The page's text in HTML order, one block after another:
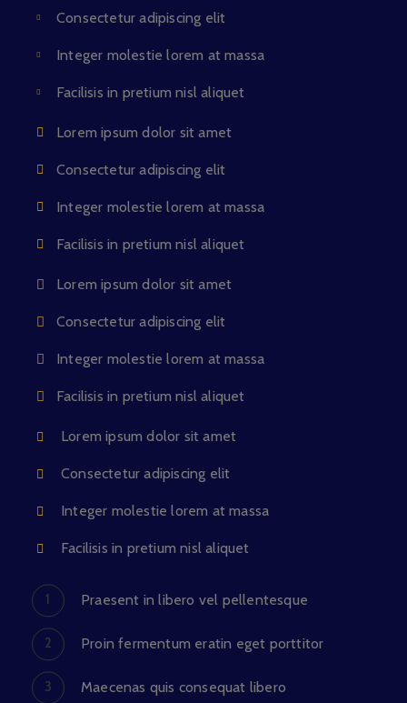
Consectetur adipiscing elit
Integer molestie lorem at massa
Facilisis in pretium nisl aliquet
Lorem ipsum dolor sit amet
Consectetur adipiscing elit
Integer molestie lorem at massa
Facilisis in pretium nisl aliquet
Lorem ipsum dolor sit amet
Consectetur adipiscing elit
Integer molestie lorem at massa
Facilisis in pretium nisl aliquet
Lorem ipsum dolor sit amet
Consectetur adipiscing elit
Integer molestie lorem at massa
Facilisis in pretium nisl aliquet
Praesent in libero vel pellentesque
Proin fermentum eratin eget porttitor
Maecenas quis consequat libero